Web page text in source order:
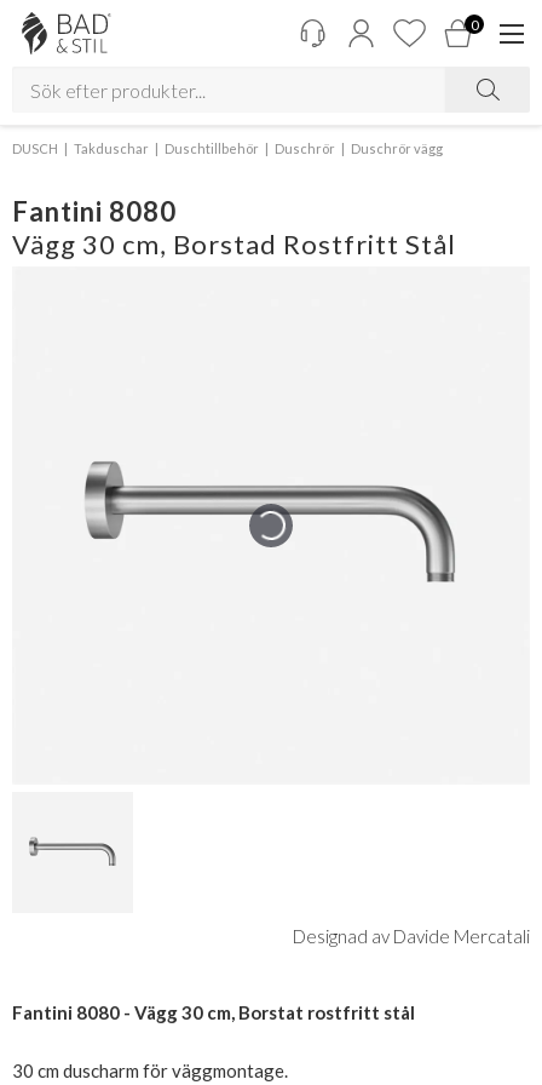
0
DUSCH Takduschar Duschtillbehör Duschrör Duschrör vägg
Fantini 8080
Vägg 30 cm, Borstad Rostfritt Stål
Designad av Davide Mercatali
Fantini 8080 - Vägg 30 cm, Borstat rostfritt stål
30 cm duscharm för väggmontage.